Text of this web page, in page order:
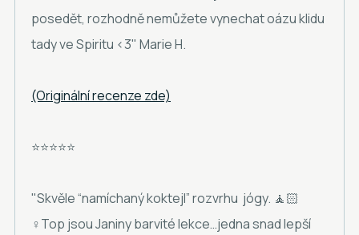
posedět, rozhodně nemůžete vynechat oázu klidu
tady ve Spiritu <3" Marie H.
(Originální recenze zde)
⭐⭐⭐⭐⭐
"Skvěle “namíchaný koktejl” rozvrhu jógy. 🧘🏻
♀️Top jsou Janiny barvité lekce…jedna snad lepší